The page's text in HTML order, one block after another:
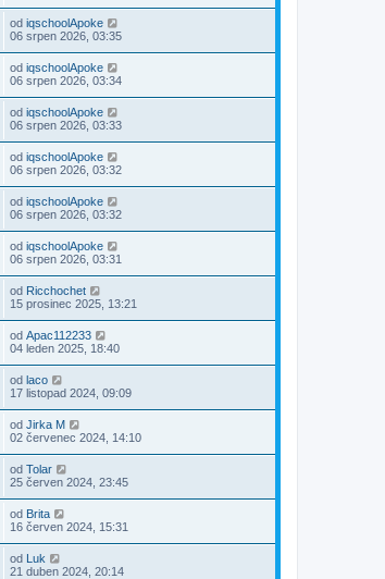
od iqschoolApoke
06 srpen 2026, 03:35
od iqschoolApoke
06 srpen 2026, 03:34
od iqschoolApoke
06 srpen 2026, 03:33
od iqschoolApoke
06 srpen 2026, 03:32
od iqschoolApoke
06 srpen 2026, 03:32
od iqschoolApoke
06 srpen 2026, 03:31
od Ricchochet
15 prosinec 2025, 13:21
od Apac112233
04 leden 2025, 18:40
od laco
17 listopad 2024, 09:09
od Jirka M
02 červenec 2024, 14:10
od Tolar
25 červen 2024, 23:45
od Brita
16 červen 2024, 15:31
od Luk
21 duben 2024, 20:14